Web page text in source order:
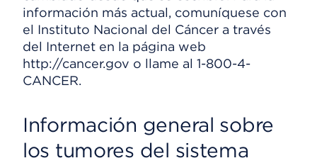
información más actual, comuníquese con
el Instituto Nacional del Cáncer a través
del Internet en la página web
http://cancer.gov o llame al 1-800-4-
CANCER.
Información general sobre
los tumores del sistema